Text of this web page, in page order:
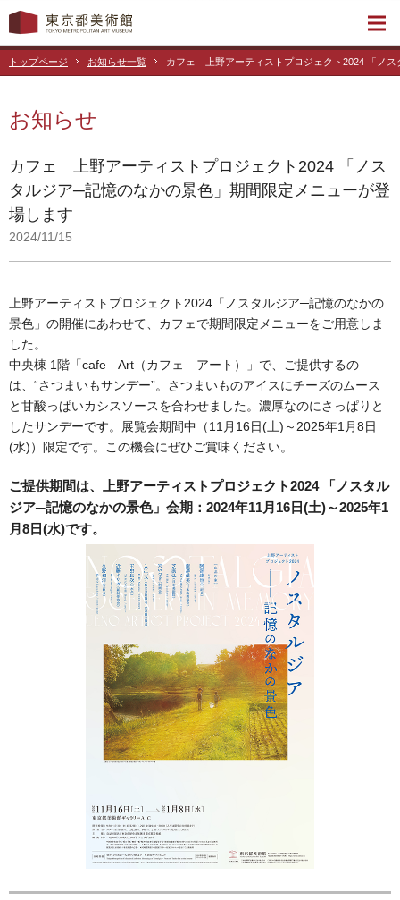
トップページ お知らせ一覧 カフェ 上野アーティストプロジェクト2024 「ノ
お知らせ
カフェ 上野アーティストプロジェクト2024 「ノス
タルジア─記憶のなかの景色」期間限定メニューが登
場します
2024/11/15
上野アーティストプロジェクト2024「ノスタルジア─記憶のなかの
景色」の開催にあわせて、カフェで期間限定メニューをご用意しま
した。
中央棟 1階「cafe Art（カフェ アート）」で、ご提供するの
は、“さつまいもサンデー”。さつまいものアイスにチーズのムース
と甘酸っぱいカシスソースを合わせました。濃厚なのにさっぱりと
したサンデーです。展覧会期間中（11月16日(土)～2025年1月8日
(水)）限定です。この機会にぜひご賞味ください。
ご提供期間は、上野アーティストプロジェクト2024 「ノスタル
ジア─記憶のなかの景色」会期：2024年11月16日(土)～2025年1
月8日(水)です。